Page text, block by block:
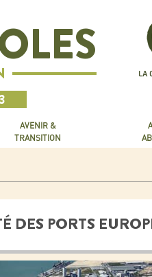
AVENIR &
TRANSITION
DES PORTS